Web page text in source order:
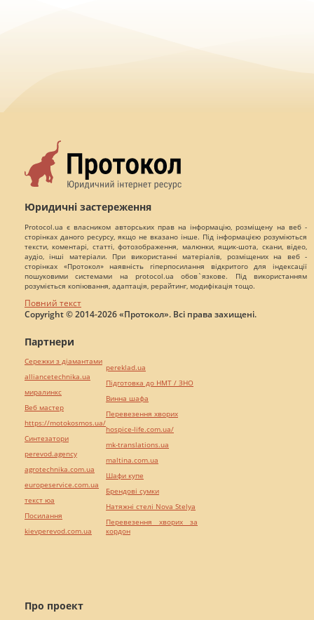
Юридичні застереження
Protocol.ua є власником авторських прав на інформацію, розміщену на веб -
сторінках даного ресурсу, якщо не вказано інше. Під інформацією розуміються
тексти, коментарі, статті, фотозображення, малюнки, ящик-шота, скани, відео,
аудіо, інші матеріали. При використанні матеріалів, розміщених на веб -
сторінках «Протокол» наявність гіперпосилання відкритого для індексації
пошуковими системами на protocol.ua обов`язкове. Під використанням
розуміється копіювання, адаптація, рерайтинг, модифікація тощо.
Повний текст
Copyright © 2014-2026 «Протокол». Всі права захищені.
Про проект
Партнери
Сережки з діамантами
alliancetechnika.ua
миралинкс
Веб мастер
https://motokosmos.ua/
Синтезатори
perevod.agency
agrotechnika.com.ua
europeservice.com.ua
текст юа
Посилання
kievperevod.com.ua
pereklad.ua
Підготовка до НМТ / ЗНО
Винна шафа
Перевезення хворих
hospice-life.com.ua/
mk-translations.ua
maltina.com.ua
Шафи купе
Брендові сумки
Натяжні стелі Nova Stelya
Перевезення хворих за
кордон